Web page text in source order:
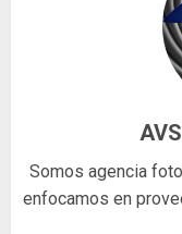
Somos agencia
enfocamos en